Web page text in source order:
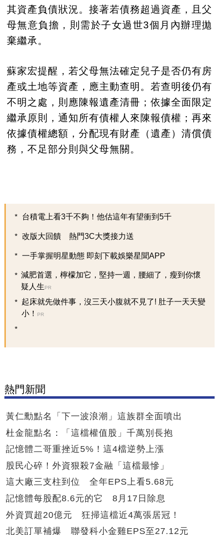
其資產負債狀況。接著若債務超過資產，且父
母無意負擔，則需於子女過世3個月內辦理拋
棄繼承。
蘇家宏提醒，若父母無法確定兒子是否仍有房
產或土地等資產，應主動查明。若查明後仍有
不明之處，則應陳報遺產清冊；依據全面限定
繼承原則，通知所有債權人來陳報債權；再來
依據債權總額，分配現有財產（遺產）清償債
務，不足部分則與父母無關。
台積電上看3千不夠！他估這年有望衝到5千
改版大回饋 熱門3C大獎接力送
一手掌握明星動態 即刻下載娛樂星聞APP
減肥首選，檸檬加它，堅持一週，腰細了，瘦到你懷
疑人生PR
起床就先做件事，沒三天小腹就不見了! 肚子一天天變
小！
PR
熱門新聞
黃仁勳點名「下一波浪潮」這族群全面噴出
杜金龍點名：「這檔權值股」千萬別長抱
記憶體二哥重挫近5%！這4檔逆勢上漲
股民心碎！外資狠殺7金融「這檔最慘」
這大廠三支柱到位 全年EPS上看5.68元
記憶體每股配8.6元的它 8月17日除息
外資買超20億元 狂掃這檔近4萬張居冠！
北美訂單補爆 聯發科小金雞EPS至27.12元